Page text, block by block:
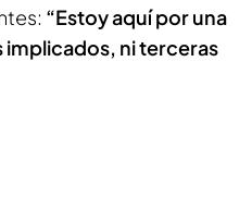
“Estoy aquí por una
ni terceras